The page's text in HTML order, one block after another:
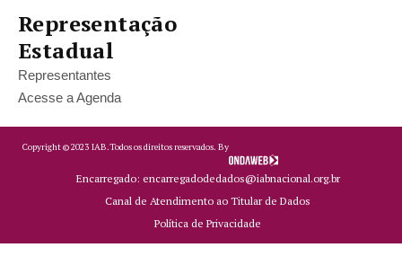
Representação
Estadual
Representantes
Acesse a Agenda
Copyright ©2023 IAB.Todos os direitos reservados. By
Encarregado: encarregadodedados@iabnacional.org.br
Canal de Atendimento ao Titular de Dados
Política de Privacidade